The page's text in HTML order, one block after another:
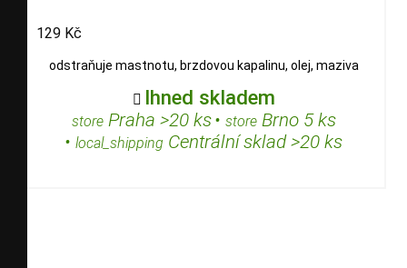
129 Kč
odstraňuje mastnotu, brzdovou kapalinu, olej, maziva
 Ihned skladem
storePraha >20 ks• storeBrno 5 ks
• local_shipping Centrální sklad >20 ks